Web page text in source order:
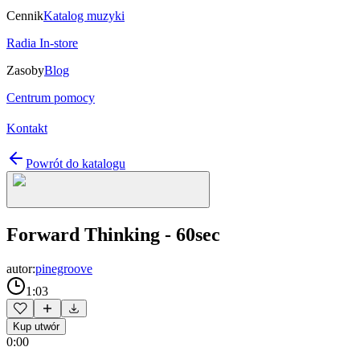
CennikKatalog muzyki
Radia In-store
ZasobyBlog
Centrum pomocy
Kontakt
Powrót do katalogu
Forward Thinking - 60sec
autor:pinegroove
1:03
Kup utwór
0:00